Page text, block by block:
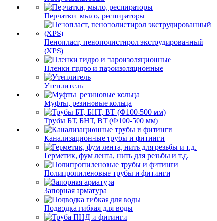
Перчатки, мыло, респираторы
Пенопласт, пенополистирол экструдированный
(XPS)
Пленки гидро и пароизоляционные
Утеплитель
Муфты, резиновые кольца
Трубы БТ, БНТ, ВТ (Ф100-500 мм)
Канализационные трубы и фитинги
Герметик, фум лента, нить для резьбы и т.д.
Полипропиленовые трубы и фитинги
Запорная арматура
Подводка гибкая для воды